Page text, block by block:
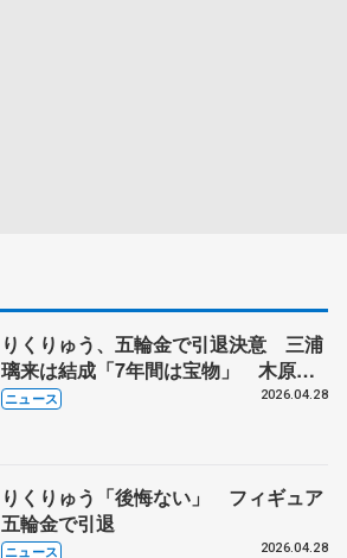
りくりゅう、五輪金で引退決意 三浦
璃来は結成「7年間は宝物」 木原龍
一は涙「最高のパートナー」
ニュース 2026.04.28
りくりゅう「後悔ない」 フィギュア
五輪金で引退
ニュース 2026.04.28